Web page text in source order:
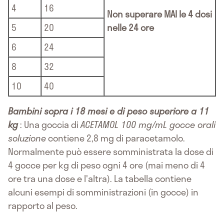
Non superare MAI le 4 dosi
nelle 24 ore
4
16
5
20
6
24
8
32
10
40
Bambini sopra i 18 mesi e di peso superiore a 11
kg: Una goccia diACETAMOL 100 mg/mL gocce orali
soluzionecontiene 2,8 mg di paracetamolo.
Normalmente può essere somministrata la dose di
4 gocce per kg di peso ogni 4 ore (mai meno di 4
ore tra una dose e l'altra). La tabella contiene
alcuni esempi di somministrazioni (in gocce) in
rapporto al peso.